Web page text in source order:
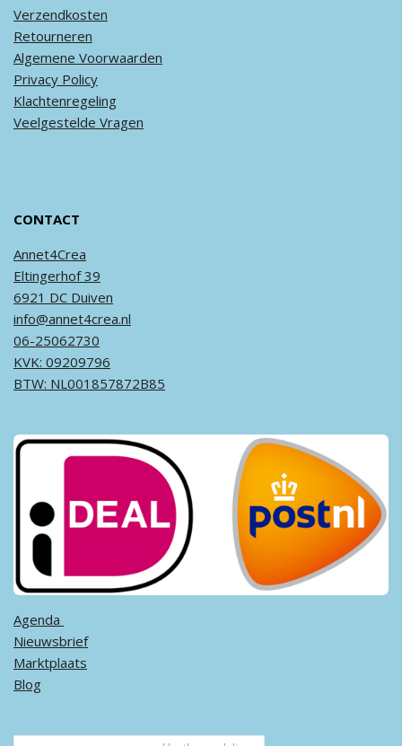
Verzendkosten
Retourneren
Algemene Voorwaarden
Privacy Policy
Klachtenregeling
Veelgestelde Vragen
CONTACT
Annet4Crea
Eltingerhof 39
6921 DC Duiven
info@annet4crea.nl
06-25062730
KVK: 09209796
BTW: NL001857872B85
Agenda ​
Nieuwsbrief
Marktplaats
Blog